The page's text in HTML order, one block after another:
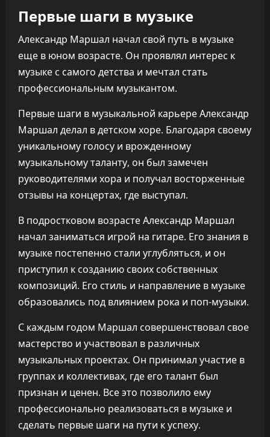
Первые шаги в музыке
Александр Маршал начал свой путь в музыке
еще в юном возрасте. Он проявлял интерес к
музыке с самого детства и мечтал стать
профессиональным музыкантом.
Первые шаги в музыкальной карьере Александр
Маршал делал в детском хоре. Благодаря своему
уникальному голосу и врожденному
музыкальному таланту, он был замечен
руководителями хора и получал восторженные
отзывы на концертах, где выступал.
В подростковом возрасте Александр Маршал
начал заниматься игрой на гитаре. Его знания в
музыке постепенно стали углубляться, и он
приступил к созданию своих собственных
композиций. Его стиль и направление в музыке
образовались под влиянием рока и поп-музыки.
С каждым годом Маршал совершенствовал свое
мастерство и участвовал в различных
музыкальных проектах. Он принимал участие в
группах и коллективах, где его талант был
признан и ценен. Все это позволило ему
профессионально реализоваться в музыке и
сделать первые шаги на пути к успеху.